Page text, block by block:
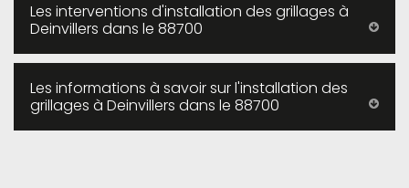
Les interventions d'installation des grillages à
Deinvillers dans le 88700
Les informations à savoir sur l'installation des
grillages à Deinvillers dans le 88700